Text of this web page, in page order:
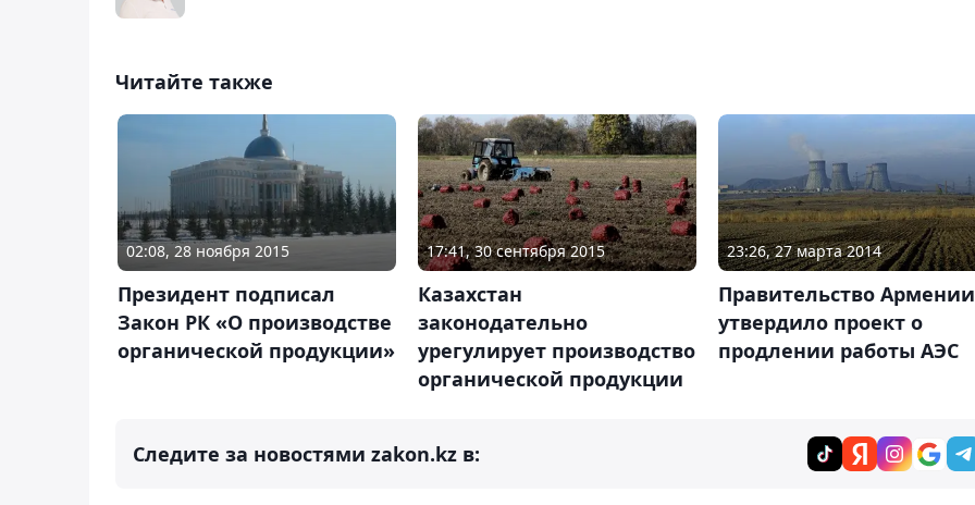
Читайте также
02:08, 28 ноября 2015
Президент подписал
Закон РК «О производстве
органической продукции»
17:41, 30 сентября 2015
Казахстан
законодательно
урегулирует производство
органической продукции
23:26, 27 марта 2014
Правительство Армении
утвердило проект о
продлении работы АЭС
Следите за новостями zakon.kz в: